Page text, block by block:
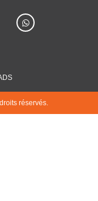
réservés.